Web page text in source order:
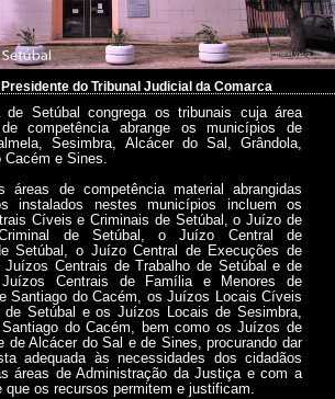
do Tribunal Judicial da Comarca
de Setúbal congrega os tribunais cuja área
competência abrange os municípios de
Sesimbra, Alcácer do Sal, Grândola,
Cacém e Sines.
áreas de competência material abrangidas
instalados nestes municípios incluem os
Cíveis e Criminais de Setúbal, o Juízo de
Criminal de Setúbal, o Juízo Central de
Setúbal, o Juízo Central de Execuções de
Juízos Centrais de Trabalho de Setúbal e de
Centrais de Família e Menores de
Santiago do Cacém, os Juízos Locais Cíveis
de Setúbal e os Juízos Locais de Sesimbra,
do Cacém, bem como os Juízos de
de Alcácer do Sal e de Sines, procurando dar
adequada às necessidades dos cidadãos
áreas de Administração da Justiça e com a
que os recursos permitem e justificam.